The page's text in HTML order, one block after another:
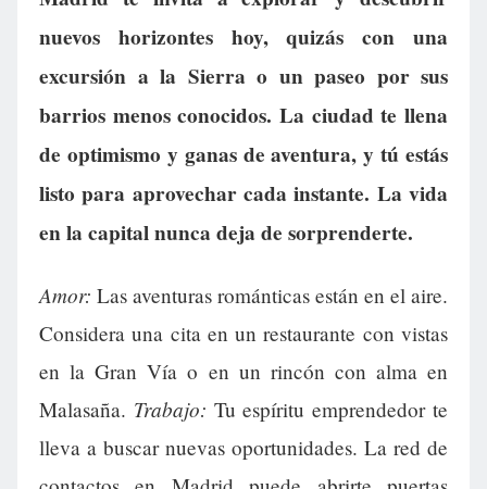
nuevos horizontes hoy, quizás con una
excursión a la Sierra o un paseo por sus
barrios menos conocidos. La ciudad te llena
de optimismo y ganas de aventura, y tú estás
listo para aprovechar cada instante. La vida
en la capital nunca deja de sorprenderte.
Amor: Las aventuras románticas están en el aire.
Considera una cita en un restaurante con vistas
en la Gran Vía o en un rincón con alma en
Malasaña. Trabajo: Tu espíritu emprendedor te
lleva a buscar nuevas oportunidades. La red de